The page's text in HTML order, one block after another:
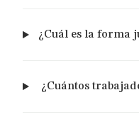
¿Cuál es la forma
¿Cuántos